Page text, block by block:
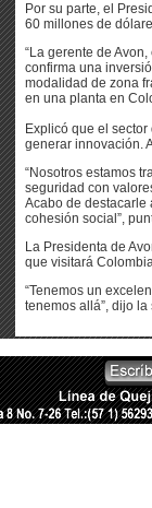
Por su parte, el
60 millones de
“La gerente de
confirma una
modalidad de zona
en una planta en
Explicó que el
generar innovación.
“Nosotros estamos
seguridad con
Acabo de destacarle
cohesión social”,
La Presidenta de
que visitará
“Tenemos un
tenemos allá”, dijo